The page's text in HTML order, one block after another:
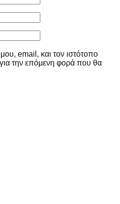
email, και τον ιστότοπο
την επόμενη φορά που θα